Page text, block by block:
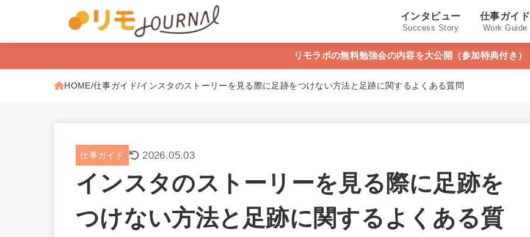
インタビュー
Success Story
仕事ガイド
Work Guide
リモラボの無料勉強会の内容を大公開（参加特典付き）
HOME 仕事ガイド インスタのストーリーを見る際に足跡をつけない方法と足跡に関するよくある質問
仕事ガイド 2026.05.03
インスタのストーリーを見る際に足跡を
つけない方法と足跡に関するよくある質